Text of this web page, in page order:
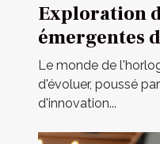
Exploration
émergentes
de luxe
Le monde de
d'évoluer, poussé
d'innovation...